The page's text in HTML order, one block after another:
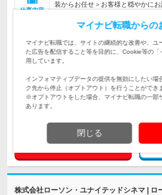
仕事内容
装からお任せ＞お客様と穏やかに
対象と
なる方
問】販売業界デビュー＆ブランク
充実◇産育休取得実績あり
設立：1946年2月／従業員数：283人／本社所在
東京都
求人詳細を見る
株式会社ローソン・ユナイテッドシネマ | ロ
マイナビ転職からの
マイナビ転職では、サイトの継続的な改善や、ユ
た広告を配信すること等を目的に、Cookie等の「
用しています。
インフォマティブデータの提供を無効にしたい場
ク先から停止（オプトアウト）を行うことができ
※オプトアウトをした場合、マイナビ転職の一部
あります。
閉じる